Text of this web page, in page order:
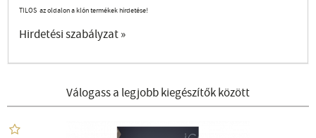
TILOS az oldalon a klón termékek hirdetése!
Hirdetési szabályzat »
Válogass a legjobb kiegészítők között